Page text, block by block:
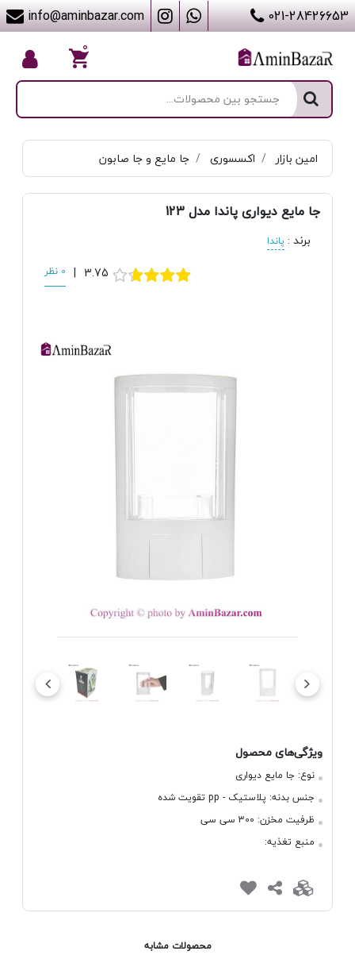
info@aminbazar.com 021-28426653
۰
امین بازار اکسسوری جا مایع و جا صابون
جا مایع دیواری پاندا مدل 123
برند : پاندا
3.75
| 0 نظر
ویژگی‌های محصول
نوع: جا مایع دیواری
جنس بدنه: پلاستیک - pp تقویت شده
ظرفیت مخزن: 300 سی سی
منبع تغذیه:
محصولات مشابه